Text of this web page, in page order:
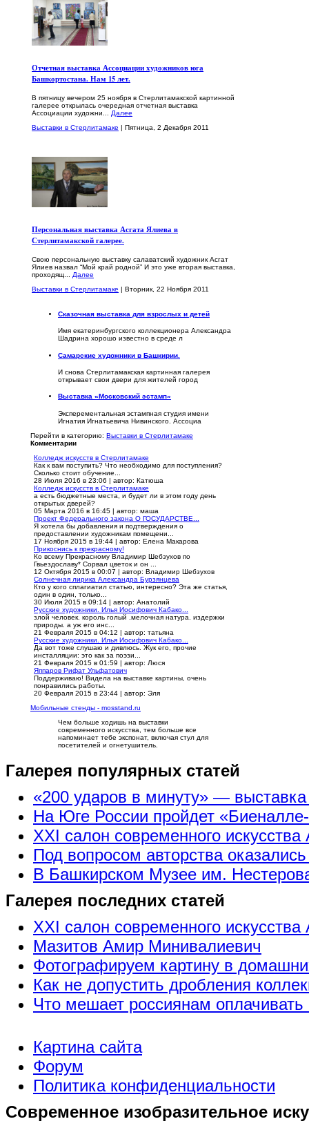
Отчетная выставка Ассоциации художников юга
Башкортостана. Нам 15 лет.
В пятницу вечером 25 ноября в Стерлитамакской картинной
галерее открылась очередная отчетная выставка
Ассоциации художни... Далее
Выставки в Стерлитамаке | Пятница, 2 Декабря 2011
Персональная выставка Асгата Ялиева в
Стерлитамакской галерее.
Свою персональную выставку салаватский художник Асгат
Ялиев назвал “Мой край родной” И это уже вторая выставка,
проходящ... Далее
Выставки в Стерлитамаке | Вторник, 22 Ноября 2011
Сказочная выставка для взрослых и детей
Имя екатеринбургского коллекционера Александра
Шадрина хорошо известно в среде л
Самарские художники в Башкирии.
И снова Стерлитамакская картинная галерея
открывает свои двери для жителей город
Выставка «Московский эстамп»
Эксперементальная эстампная студия имени
Игнатия Игнатьевича Нивинского. Ассоциа
Перейти в категорию: Выставки в Стерлитамаке
Комментарии
Колледж искусств в Стерлитамаке
Как к вам поступить? Что необходимо для поступления?
Сколько стоит обучение...
28 Июля 2016 в 23:06 | автор: Катюша
Колледж искусств в Стерлитамаке
а есть бюджетные места, и будет ли в этом году день
открытых дверей?
05 Марта 2016 в 16:45 | автор: маша
Проект Федерального закона О ГОСУДАРСТВЕ...
Я хотела бы добавления и подтверждения о
предоставлении художникам помещени...
17 Ноября 2015 в 19:44 | автор: Елена Макарова
Прикоснись к прекрасному!
Ко всему Прекрасному Владимир Шебзухов по
Гвьездославу* Сорвал цветок и он ...
12 Октября 2015 в 00:07 | автор: Владимир Шебзухов
Солнечная лирика Александра Бурзянцева
Кто у кого сплагиатил статью, интересно? Эта же статья,
один в один, только...
30 Июля 2015 в 09:14 | автор: Анатолий
Русские художники. Илья Иосифович Кабако...
злой человек. король голый .мелочная натура. издержки
природы. а уж его инс...
21 Февраля 2015 в 04:12 | автор: татьяна
Русские художники. Илья Иосифович Кабако...
Да вот тоже слушаю и дивлюсь. Жук его, прочие
инсталляции: это как за поэзи...
21 Февраля 2015 в 01:59 | автор: Люся
Яппаров Рифат Ульфатович
Поддерживаю! Видела на выставке картины, очень
понравились работы.
20 Февраля 2015 в 23:44 | автор: Эля
Мобильные стенды - mosstand.ru
Чем больше ходишь на выставки
современного искусства, тем больше все
напоминает тебе экспонат, включая стул для
посетителей и огнетушитель.
Галерея популярных статей
«200 ударов в минуту» —
На Юге России пройдет
XXI салон современного искусства
Под вопросом авторства
В Башкирском Музее им.
Галерея последних статей
XXI салон современного искусства
Мазитов Амир Минивалиевич
Фотографируем картину в
Как не допустить дробления
Что мешает россиянам
Картина сайта
Форум
Политика конфиденциальности
Современное изобразительное